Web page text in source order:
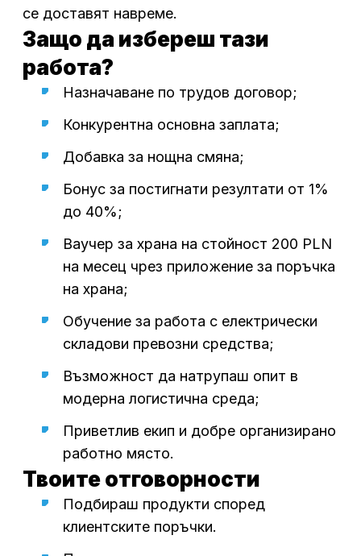
се доставят навреме.
Защо да избереш тази
работа?
Назначаване по трудов договор;
Конкурентна основна заплата;
Добавка за нощна смяна;
Бонус за постигнати резултати от 1%
до 40%;
Ваучер за храна на стойност 200 PLN
на месец чрез приложение за поръчка
на храна;
Обучение за работа с електрически
складови превозни средства;
Възможност да натрупаш опит в
модерна логистична среда;
Приветлив екип и добре организирано
работно място.
Твоите отговорности
Подбираш продукти според
клиентските поръчки.